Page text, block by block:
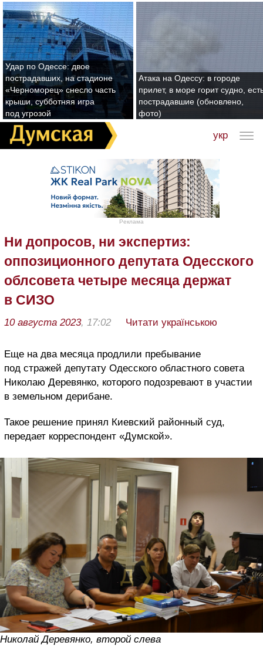
Удар по Одессе: двое
пострадавших, на стадионе
«Черноморец» снесло часть
крыши, субботняя игра
под угрозой
Атака на Одессу: в городе
прилет, в море горит судно,
пострадавшие (обновлено,
фото)
укр
Реклама
Ни допросов, ни экспертиз:
оппозиционного депутата Одесского
облсовета четыре месяца держат
в СИЗО
10 августа 2023, 17:02 Читати українською
Еще на два месяца продлили пребывание
под стражей депутату Одесского областного совета
Николаю Деревянко, которого подозревают в участии
в земельном дерибане.
Такое решение принял Киевский районный суд,
передает корреспондент «Думской».
Николай Деревянко, второй слева